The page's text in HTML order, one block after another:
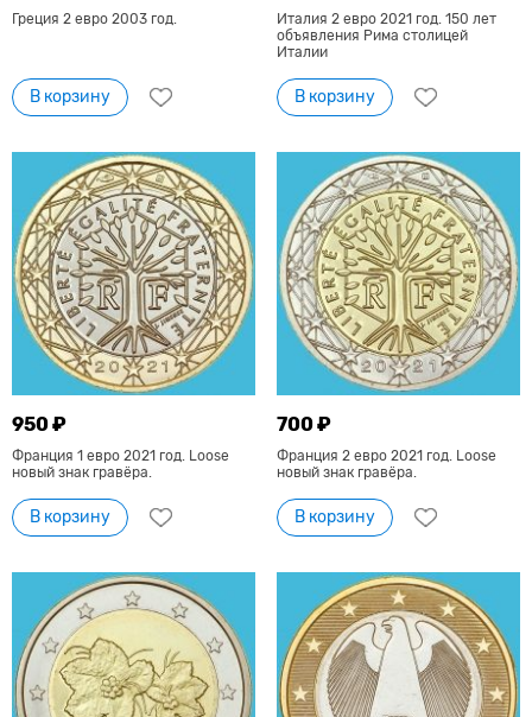
Греция 2 евро 2003 год.
В корзину
Италия 2 евро 2021 год. 150 лет
объявления Рима столицей
Италии
В корзину
950 ₽
Франция 1 евро 2021 год. Loose
новый знак гравёра.
В корзину
700 ₽
Франция 2 евро 2021 год. Loose
новый знак гравёра.
В корзину